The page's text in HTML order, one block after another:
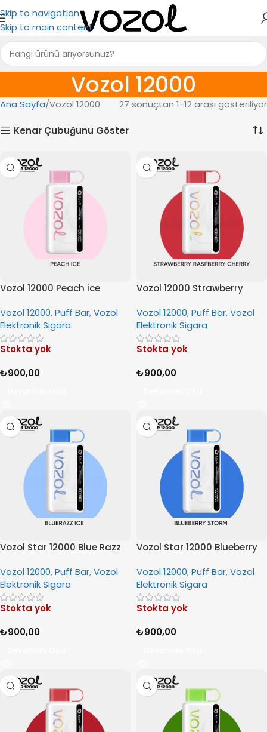
Skip to navigation
Skip to main content
Vozol 12000
Ana Sayfa Vozol 12000 27 sonuçtan 1-12 arası gösteriliyor
Kenar Çubuğunu Göster
Vozol 12000 Peach ice
Vozol 12000,Puff Bar,Vozol
Elektronik Sigara
Stokta yok
₺900,00
Vozol 12000 Strawberry
Vozol 12000,Puff Bar,Vozol
Elektronik Sigara
Stokta yok
₺900,00
Vozol Star 12000 Blue Razz
Vozol 12000,Puff Bar,Vozol
Elektronik Sigara
Stokta yok
₺900,00
Vozol Star 12000 Blueberry
Vozol 12000,Puff Bar,Vozol
Elektronik Sigara
Stokta yok
₺900,00